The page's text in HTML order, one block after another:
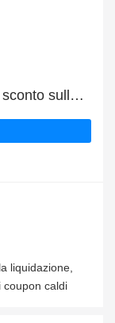
Vendita di Sushi Knife 10" e 4% di sconto sulla liquidazione
liquidazione,
coupon caldi